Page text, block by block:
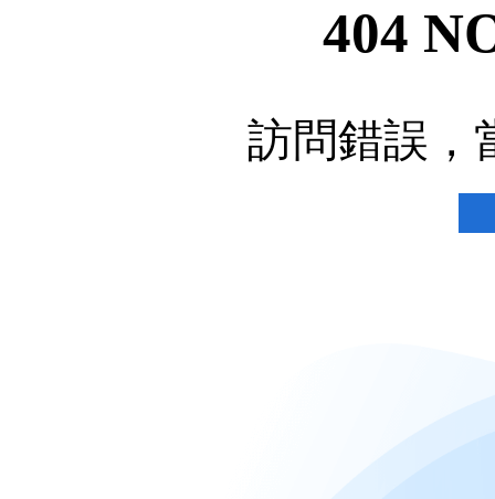
404
訪問錯誤，